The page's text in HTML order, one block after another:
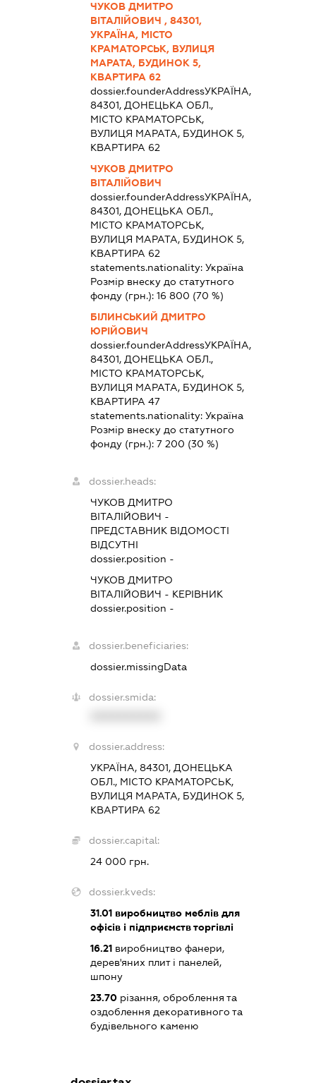
ЧУКОВ ДМИТРО
ВІТАЛІЙОВИЧ , 84301,
УКРАЇНА, МІСТО
КРАМАТОРСЬК, ВУЛИЦЯ
МАРАТА, БУДИНОК 5,
КВАРТИРА 62
dossier.founderAddressУКРАЇНА,
84301, ДОНЕЦЬКА ОБЛ.,
МІСТО КРАМАТОРСЬК,
ВУЛИЦЯ МАРАТА, БУДИНОК 5,
КВАРТИРА 62
ЧУКОВ ДМИТРО
ВІТАЛІЙОВИЧ
dossier.founderAddressУКРАЇНА,
84301, ДОНЕЦЬКА ОБЛ.,
МІСТО КРАМАТОРСЬК,
ВУЛИЦЯ МАРАТА, БУДИНОК 5,
КВАРТИРА 62
statements.nationality:Україна
Розмір внеску до статутного
фонду (грн.):16 800 (70 %)
БІЛИНСЬКИЙ ДМИТРО
ЮРІЙОВИЧ
dossier.founderAddressУКРАЇНА,
84301, ДОНЕЦЬКА ОБЛ.,
МІСТО КРАМАТОРСЬК,
ВУЛИЦЯ МАРАТА, БУДИНОК 5,
КВАРТИРА 47
statements.nationality:Україна
Розмір внеску до статутного
фонду (грн.):7 200 (30 %)
dossier.heads:
ЧУКОВ ДМИТРО
ВІТАЛІЙОВИЧ -
ПРЕДСТАВНИК ВІДОМОСТІ
ВІДСУТНІ
dossier.position -
ЧУКОВ ДМИТРО
ВІТАЛІЙОВИЧ - КЕРІВНИК
dossier.position -
dossier.beneficiaries:
dossier.missingData
dossier.smida:
dossier.address:
УКРАЇНА, 84301, ДОНЕЦЬКА
ОБЛ., МІСТО КРАМАТОРСЬК,
ВУЛИЦЯ МАРАТА, БУДИНОК 5,
КВАРТИРА 62
dossier.capital:
24 000 грн.
dossier.kveds:
31.01 виробництво меблів для
офісів і підприємств торгівлі
16.21 виробництво фанери,
дерев'яних плит і панелей,
шпону
23.70 різання, оброблення та
оздоблення декоративного та
будівельного каменю